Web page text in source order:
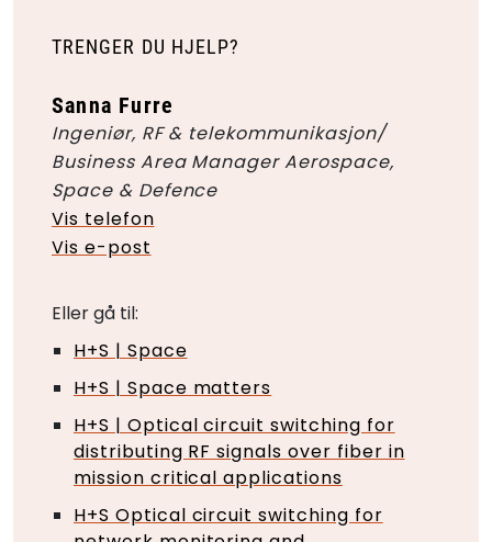
TRENGER DU HJELP?
Sanna Furre
Ingeniør, RF & telekommunikasjon/
Business Area Manager Aerospace,
Space & Defence
Vis telefon
Vis e-post
Eller gå til:
H+S | Space
H+S | Space matters
H+S | Optical circuit switching for
distributing RF signals over fiber in
mission critical applications
H+S Optical circuit switching for